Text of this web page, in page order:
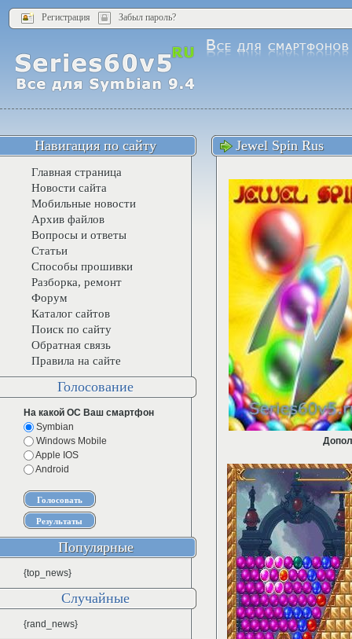
Регистрация Забыл пароль?
Jewel Spin Rus
Навигация по сайту
Главная страница
Новости сайта
Мобильные новости
Архив файлов
Вопросы и ответы
Статьи
Способы прошивки
Разборка, ремонт
Форум
Каталог сайтов
Поиск по сайту
Обратная связь
Правила на сайте
Голосование
На какой ОС Ваш смартфон
Symbian
Windows Mobile
Apple IOS
Android
Популярные
{top_news}
Случайные
{rand_news}